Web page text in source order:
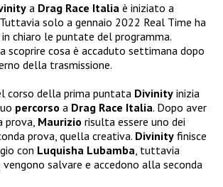
a Drag Race Italia è iniziato a
solo a gennaio 2022 Real Time ha
chiaro le puntate del programma.
scoprire cosa è accaduto settimana dopo
della trasmissione.
corso della prima puntata Divinity inizia
percorso a Drag Race Italia. Dopo aver
prova, Maurizio risulta essere uno dei
prova, quella creativa. Divinity finisce
con Luquisha Lubamba, tuttavia
salvare e accedono alla seconda